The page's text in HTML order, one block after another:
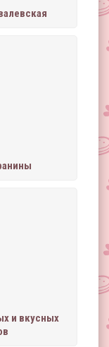
и вкусных